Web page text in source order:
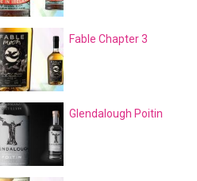
Fable Chapter 3
Glendalough Poitin